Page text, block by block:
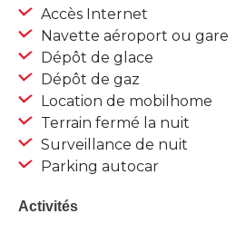
Accès Internet
Navette aéroport ou gare
Dépôt de glace
Dépôt de gaz
Location de mobilhome
Terrain fermé la nuit
Surveillance de nuit
Parking autocar
Activités